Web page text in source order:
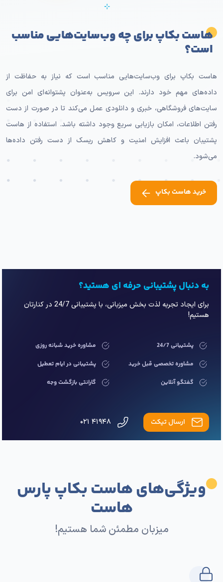
هاست بکاپ برای چه وب‌سایت‌هایی مناسب
است؟
هاست بکاپ برای وب‌سایت‌هایی مناسب است که نیاز به حفاظت از
داده‌های مهم خود دارند. این سرویس به‌عنوان پشتوانه‌ای امن برای
سایت‌های فروشگاهی، خبری و دانلودی عمل می‌کند تا در صورت از دست
رفتن اطلاعات، امکان بازیابی سریع وجود داشته باشد. استفاده از هاست
پشتیبان باعث افزایش امنیت و کاهش ریسک از دست رفتن داده‌ها
می‌شود.
خرید هاست بکاپ
به دنبال پشتیبانی حرفه ای هستید؟
برای ایجاد تجربه لذت بخش میزبانی، با پشتیبانی 24/7 در کنارتان
هستیم!
پشتیبانی 24/7
مشاوره خرید شبانه روزی
مشاوره تخصصی قبل خرید
پشتیبانی در ایام تعطیل
گفتگو آنلاین
گارانتی بازگشت وجه
ارسال تیکت
ویژگی‌های هاست بکاپ پارس
هاست
میزبان مطمئن شما هستیم!